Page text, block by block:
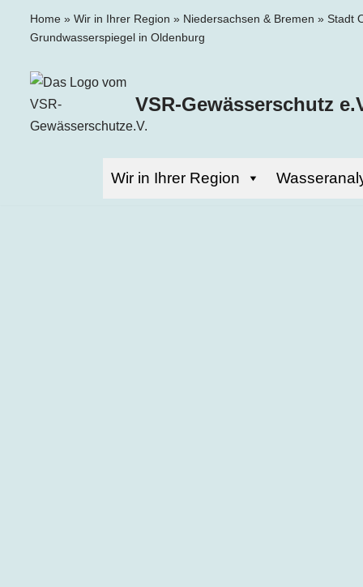
Zum
springen
Home » Wir in Ihrer Region » Niedersachsen & Bremen » Stadt
Grundwasserspiegel in Oldenburg
VSR-Gewässerschutz
Wir in Ihrer Region